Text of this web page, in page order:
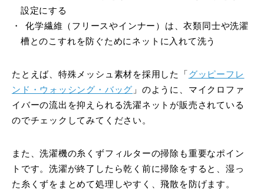
設定にする
化学繊維（フリースやインナー）は、衣類同士や洗濯
槽とのこすれを防ぐためにネットに入れて洗う
たとえば、特殊メッシュ素材を採用した「グッピーフレ
ンド・ウォッシング・バッグ 」のように、マイクロファ
イバーの流出を抑えられる洗濯ネットが販売されている
のでチェックしてみてください。
また、洗濯機の糸くずフィルターの掃除も重要なポイン
トです。洗濯が終了したら乾く前に掃除をすると、湿っ
た糸くずをまとめて処理しやすく、飛散を防げます。